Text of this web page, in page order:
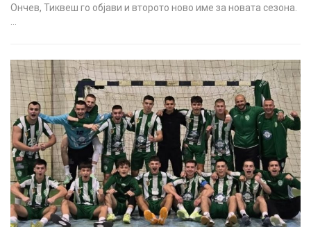
Ончев, Тиквеш го објави и второто ново име за новата сезона.